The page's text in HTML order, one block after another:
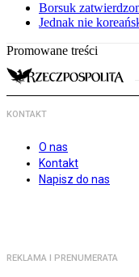
Borsuk
Jednak nie
Promowane treści
KONTAKT
O nas
Kontakt
Napisz do nas
REKLAMA I PRENUMERATA